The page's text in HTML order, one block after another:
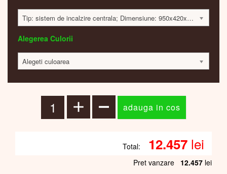
Tip: sistem de incalzire centrala; Dimensiune: 950x420x250mm; 925 Watt; 12421 lei
Alegerea Culorii
Alegeti culoarea
Total: 12.457 lei
Pret vanzare 12.457 lei